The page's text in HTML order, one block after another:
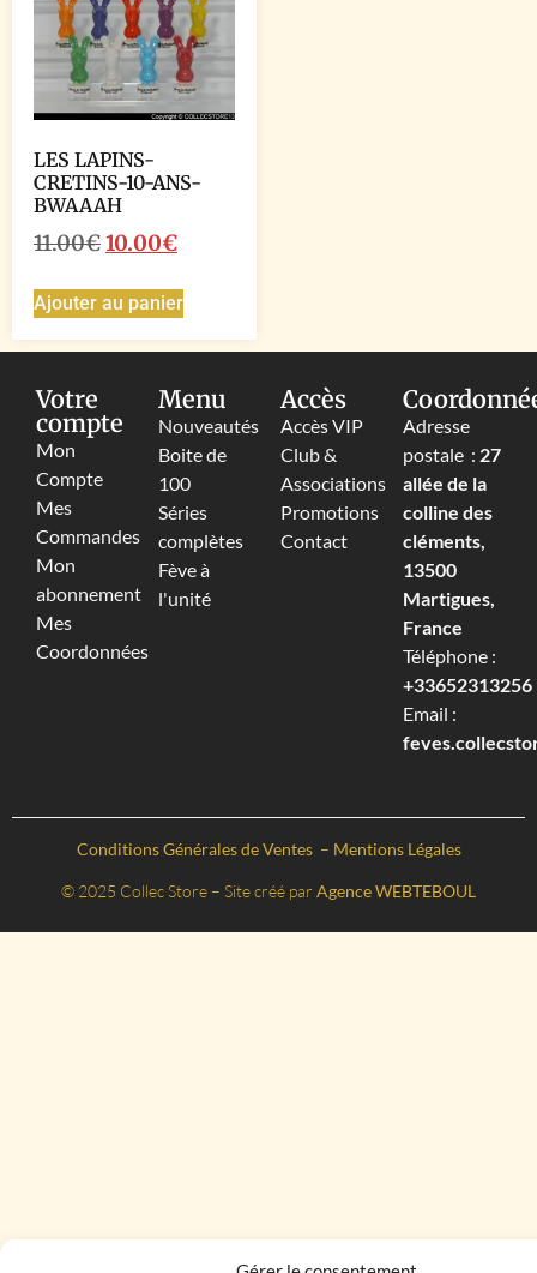
LES LAPINS-
CRETINS-10-ANS-
BWAAAH
11.00€10.00€
Ajouter au panier
Votre
compte
Mon
Compte
Mes
Commandes
Mon
abonnement
Mes
Coordonnées
Menu
Nouveautés
Boite de
100
Séries
complètes
Fève à
l'unité
Accès
Accès VIP
Club &
Associations
Promotions
Contact
Adresse
postale : 27
allée de la
colline des
cléments,
13500
Martigues,
France
Téléphone :
+33652313256‬
Email :
Conditions Générales de Ventes – Mentions Légales
© 2025 Collec Store – Site créé par Agence WEBTEBOUL